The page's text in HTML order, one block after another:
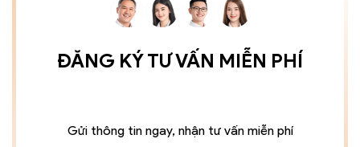
ĐĂNG KÝ TƯ VẤN MIỄN PHÍ
Gửi thông tin ngay, nhận tư vấn miễn phí